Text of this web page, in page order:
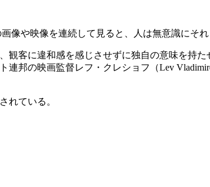
像や映像を連続して見ると、人は無意識にそ
客に違和感を感じさせずに独自の意味を持
邦の映画監督レフ・クレショフ（Lev
れている。